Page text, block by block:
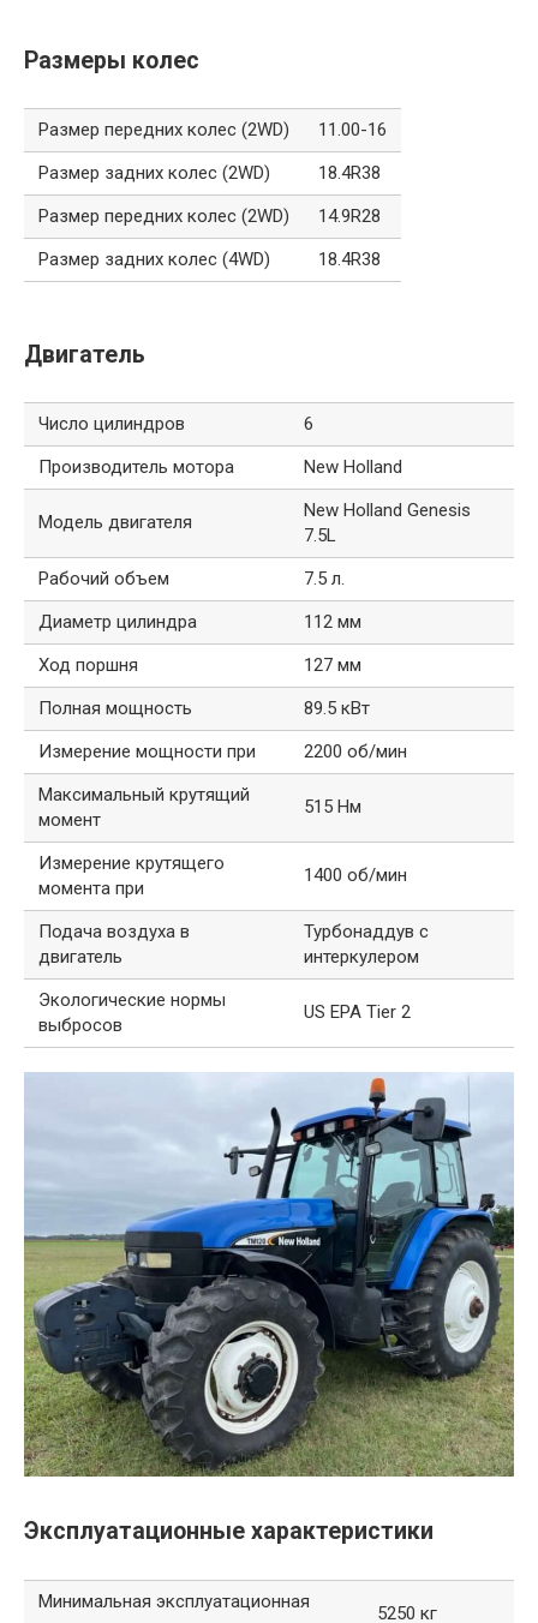
Размеры колес
Размер передних колес (2WD)
11.00-16
Размер задних колес (2WD)
18.4R38
Размер передних колес (2WD)
14.9R28
Размер задних колес (4WD)
18.4R38
Двигатель
Число цилиндров
6
Производитель мотора
New Holland
Модель двигателя
New Holland Genesis
7.5L
Рабочий объем
7.5 л.
Диаметр цилиндра
112 мм
Ход поршня
127 мм
Полная мощность
89.5 кВт
Измерение мощности при
2200 об/мин
Максимальный крутящий
момент
515 Нм
Измерение крутящего
момента при
1400 об/мин
Подача воздуха в
двигатель
Турбонаддув с
интеркулером
Экологические нормы
выбросов
US EPA Tier 2
Эксплуатационные характеристики
Минимальная эксплуатационная
5250 кг